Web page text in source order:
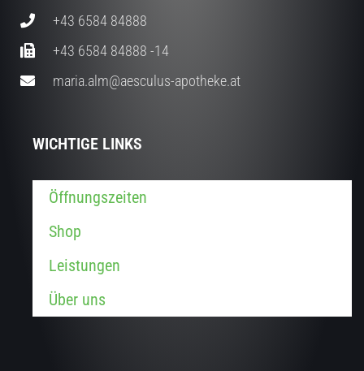
+43 6584 84888
+43 6584 84888 -14
maria.alm@aesculus-apotheke.at
WICHTIGE LINKS
Öffnungszeiten
Shop
Leistungen
Über uns